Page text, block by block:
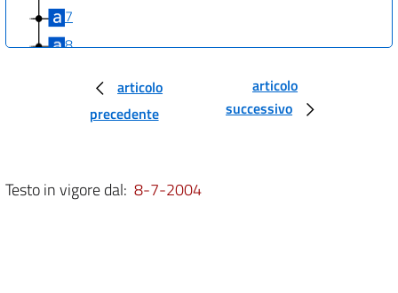
7
8
articolo
precedente
articolo
successivo
Testo in vigore dal: 8-7-2004